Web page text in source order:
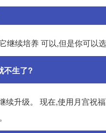
继续培养 可以,但是你可以
不生了?
续升级。 现在,使用月宫祝